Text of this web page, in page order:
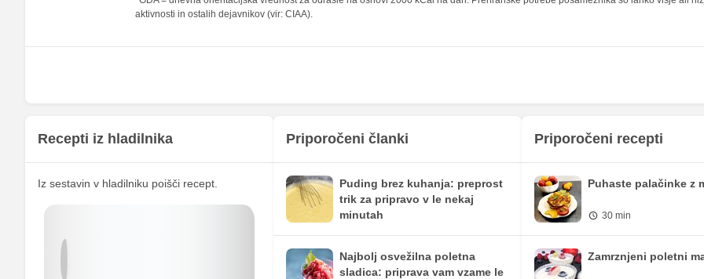
Železo
Magnezij 14.28 mg 24.75 mg
Fosfor 125.03 mg 216.75 mg
Cink 0.14 mg 0.25 mg
2.96 mg 5.13 mg
557.63 iu
0 mg
aktivnosti in ostalih dejavnikov (vir: CIAA).
Recepti iz hladilnika
Iz sestavin v hladilniku poišči recept.
Priporočeni članki
Puding brez kuhanja: preprost
trik za pripravo v le nekaj
minutah
Najbolj osvežilna poletna
sladica: priprava vam vzame le
Priporočeni recepti
Puhaste palačinke z
30 min
Zamrznjeni poletni